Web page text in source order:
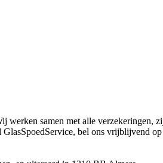
werken samen met alle verzekeringen,
bel ons vrijblijvend